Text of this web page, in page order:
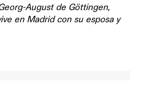
August de Göttingen,
en Madrid con su esposa y